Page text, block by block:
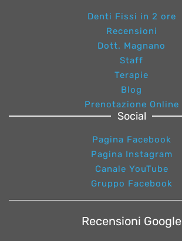
Denti Fissi in 2 ore
Recensioni
Dott. Magnano
Staff
Terapie
Blog
Prenotazione Online
Social
Pagina Facebook
Pagina Instagram
Canale YouTube
Gruppo Facebook
Recensioni Google